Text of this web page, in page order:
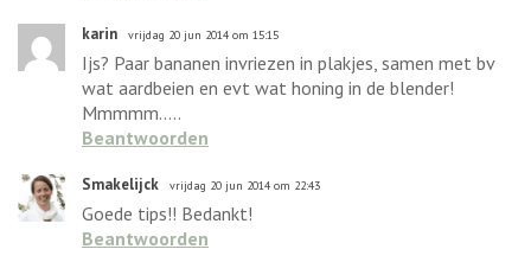
karin vrijdag 20 jun 2014 om 15:15
Ijs? Paar bananen invriezen in plakjes, samen met bv
wat aardbeien en evt wat honing in de blender!
Mmmmm.....
Beantwoorden
Smakelijck vrijdag 20 jun 2014 om 22:43
Goede tips!! Bedankt!
Beantwoorden